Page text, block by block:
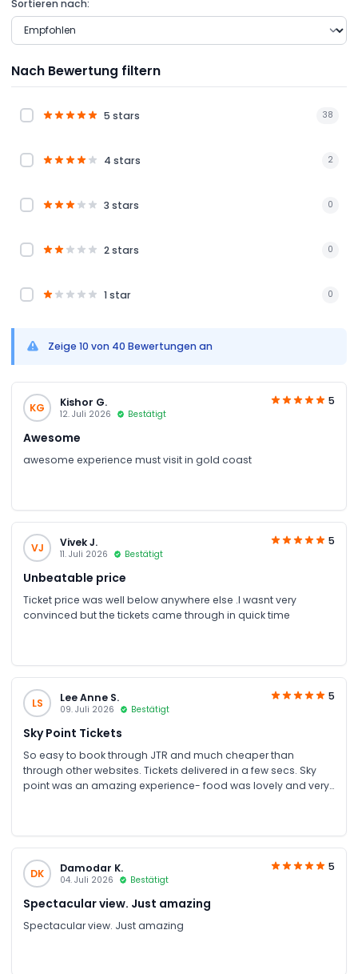
Sortieren nach:
Nach Bewertung filtern
5 stars 38
4 stars 2
3 stars 0
2 stars 0
1 star 0
Zeige 10 von 40 Bewertungen an
KG Kishor G.
12. Juli 2026 Bestätigt
5
Awesome
awesome experience must visit in gold coast
VJ Vivek J.
11. Juli 2026 Bestätigt
5
Unbeatable price
Ticket price was well below anywhere else .I wasnt very
convinced but the tickets came through in quick time
LS Lee Anne S.
09. Juli 2026 Bestätigt
5
Sky Point Tickets
So easy to book through JTR and much cheaper than
through other websites. Tickets delivered in a few secs. Sky
point was an amazing experience- food was lovely and very
DK Damodar K.
04. Juli 2026 Bestätigt
5
Spectacular view. Just amazing
Spectacular view. Just amazing